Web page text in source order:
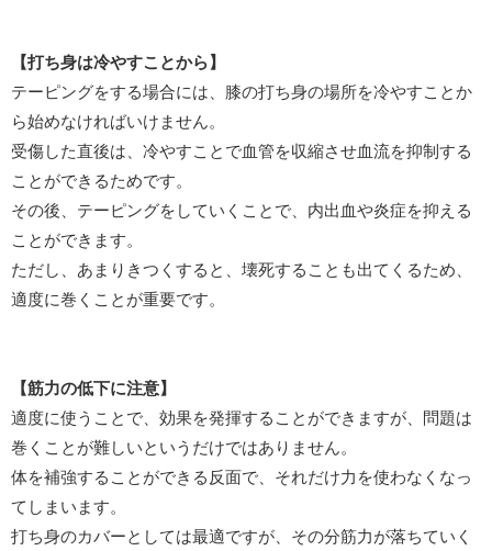
【打ち身は冷やすことから】
テーピングをする場合には、膝の打ち身の場所を冷やすことか
ら始めなければいけません。
受傷した直後は、冷やすことで血管を収縮させ血流を抑制する
ことができるためです。
その後、テーピングをしていくことで、内出血や炎症を抑える
ことができます。
ただし、あまりきつくすると、壊死することも出てくるため、
適度に巻くことが重要です。
【筋力の低下に注意】
適度に使うことで、効果を発揮することができますが、問題は
巻くことが難しいというだけではありません。
体を補強することができる反面で、それだけ力を使わなくなっ
てしまいます。
打ち身のカバーとしては最適ですが、その分筋力が落ちていく